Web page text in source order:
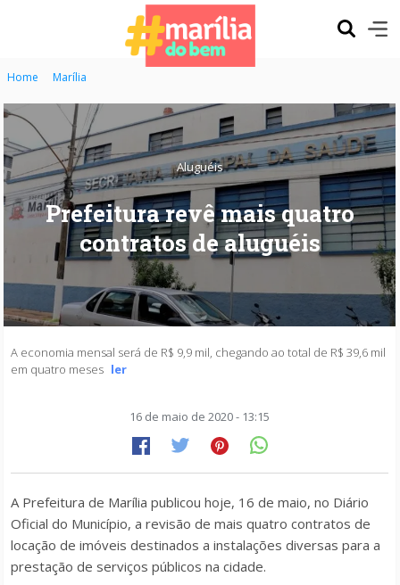
Home Marília
Aluguéis
Prefeitura revê mais quatro
contratos de aluguéis
A economia mensal será de R$ 9,9 mil, chegando ao total de R$ 39,6 mil
em quatro meses ler
16 de maio de 2020 - 13:15
A Prefeitura de Marília publicou hoje, 16 de maio, no Diário
Oficial do Município, a revisão de mais quatro contratos de
locação de imóveis destinados a instalações diversas para a
prestação de serviços públicos na cidade.